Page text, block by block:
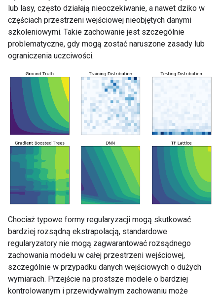
lub lasy, często działają nieoczekiwanie, a nawet dziko w
częściach przestrzeni wejściowej nieobjętych danymi
szkoleniowymi. Takie zachowanie jest szczególnie
problematyczne, gdy mogą zostać naruszone zasady lub
ograniczenia uczciwości.
Chociaż typowe formy regularyzacji mogą skutkować
bardziej rozsądną ekstrapolacją, standardowe
regularyzatory nie mogą zagwarantować rozsądnego
zachowania modelu w całej przestrzeni wejściowej,
szczególnie w przypadku danych wejściowych o dużych
wymiarach. Przejście na prostsze modele o bardziej
kontrolowanym i przewidywalnym zachowaniu może